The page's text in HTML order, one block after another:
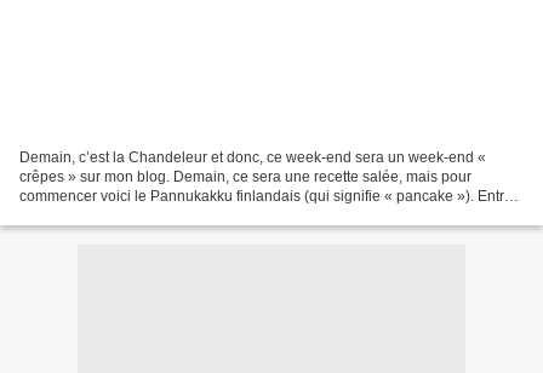
Demain, c’est la Chandeleur et donc, ce week-end sera un week-end «
crêpes » sur mon blog. Demain, ce sera une recette salée, mais pour
commencer voici le Pannukakku finlandais (qui signifie « pancake »). Entre